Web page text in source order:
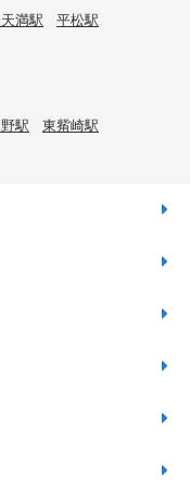
満駅
平松駅
駅
東觜崎駅